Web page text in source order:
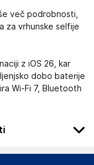
več podrobnosti,
za vrhunske selfije
z iOS 26, kar
dobo baterije
Wi-Fi 7, Bluetooth